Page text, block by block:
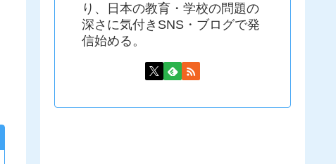
り、日本の教育・学校の問題の
深さに気付きSNS・ブログで発
信始める。